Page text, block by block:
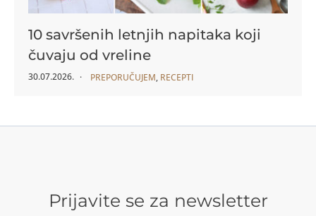
10 savršenih letnjih napitaka koji
čuvaju od vreline
30.07.2026. PREPORUČUJEM, RECEPTI
Prijavite se za newsletter